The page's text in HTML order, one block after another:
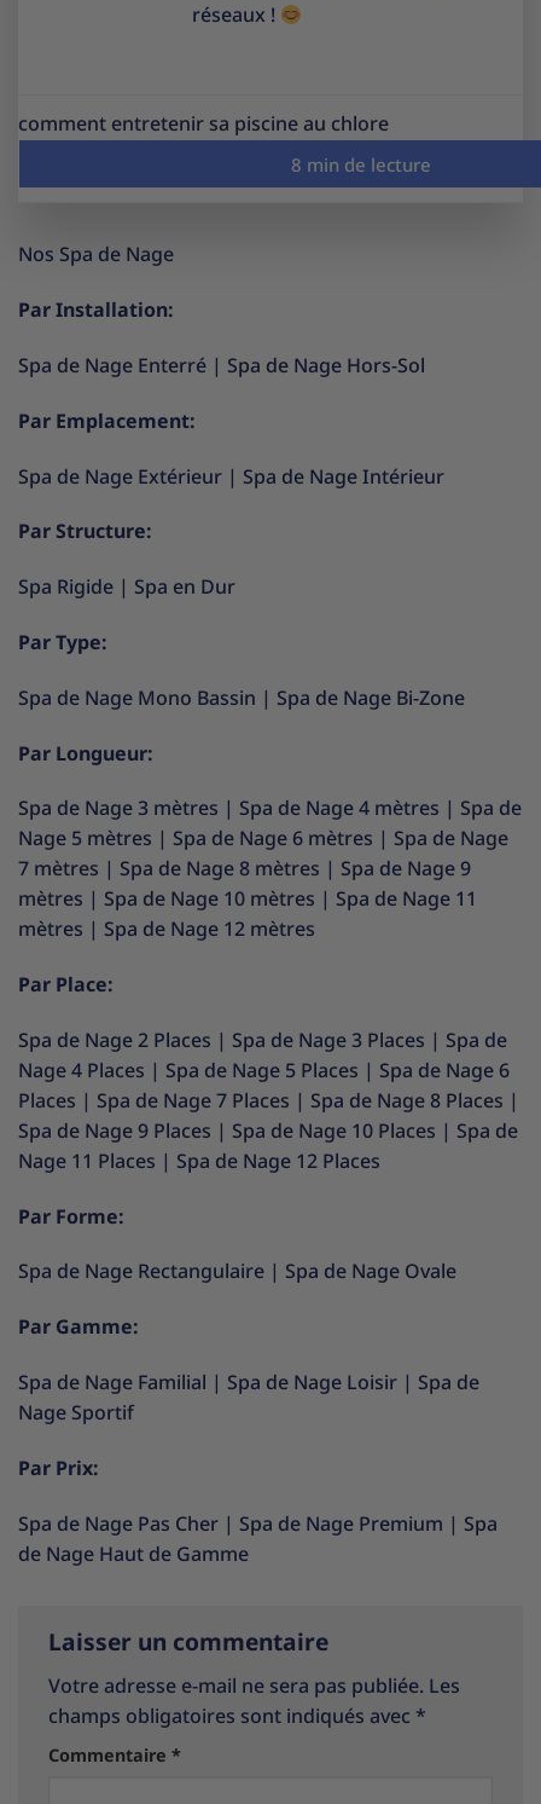
réseaux !
comment entretenir sa piscine au chlore
Nos Spa de Nage
Par Installation:
Spa de Nage Enterré | Spa de Nage Hors-Sol
Par Emplacement:
Spa de Nage Extérieur | Spa de Nage Intérieur
Par Structure:
Spa Rigide | Spa en Dur
Par Type:
Spa de Nage Mono Bassin | Spa de Nage Bi-Zone
Par Longueur:
Spa de Nage 3 mètres | Spa de Nage 4 mètres | Spa de
Nage 5 mètres | Spa de Nage 6 mètres | Spa de Nage
7 mètres | Spa de Nage 8 mètres | Spa de Nage 9
mètres | Spa de Nage 10 mètres | Spa de Nage 11
mètres | Spa de Nage 12 mètres
Par Place:
Spa de Nage 2 Places | Spa de Nage 3 Places | Spa de
Nage 4 Places | Spa de Nage 5 Places | Spa de Nage 6
Places | Spa de Nage 7 Places | Spa de Nage 8 Places |
Spa de Nage 9 Places | Spa de Nage 10 Places | Spa de
Nage 11 Places | Spa de Nage 12 Places
Par Forme:
Spa de Nage Rectangulaire | Spa de Nage Ovale
Par Gamme:
Spa de Nage Familial | Spa de Nage Loisir | Spa de
Nage Sportif
Par Prix:
Spa de Nage Pas Cher | Spa de Nage Premium | Spa
de Nage Haut de Gamme
Laisser un commentaire
Votre adresse e-mail ne sera pas publiée. Les
champs obligatoires sont indiqués avec *
Commentaire *